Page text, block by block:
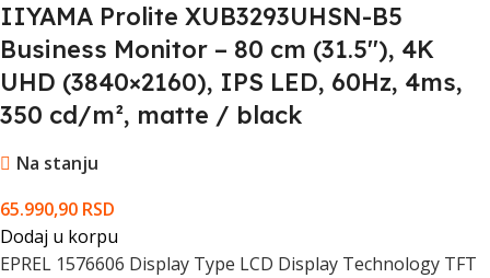
IIYAMA Prolite XUB3293UHSN-B5
Business Monitor – 80 cm (31.5''), 4K
UHD (3840×2160), IPS LED, 60Hz, 4ms,
350 cd/m², matte / black
Na stanju
65.990,90 RSD
Dodaj u korpu
EPREL 1576606 Display Type LCD Display Technology TFT